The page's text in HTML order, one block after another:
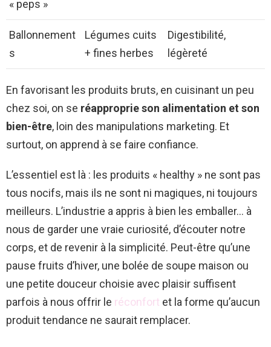
« peps »
Ballonnement
s
Légumes cuits
+ fines herbes
Digestibilité,
légèreté
En favorisant les produits bruts, en cuisinant un peu
chez soi, on se réapproprie son alimentation et son
bien-être, loin des manipulations marketing. Et
surtout, on apprend à se faire confiance.
L’essentiel est là : les produits « healthy » ne sont pas
tous nocifs, mais ils ne sont ni magiques, ni toujours
meilleurs. L’industrie a appris à bien les emballer… à
nous de garder une vraie curiosité, d’écouter notre
corps, et de revenir à la simplicité. Peut-être qu’une
pause fruits d’hiver, une bolée de soupe maison ou
une petite douceur choisie avec plaisir suffisent
parfois à nous offrir le réconfort et la forme qu’aucun
produit tendance ne saurait remplacer.